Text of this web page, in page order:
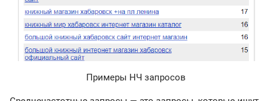
Примеры НЧ запросов